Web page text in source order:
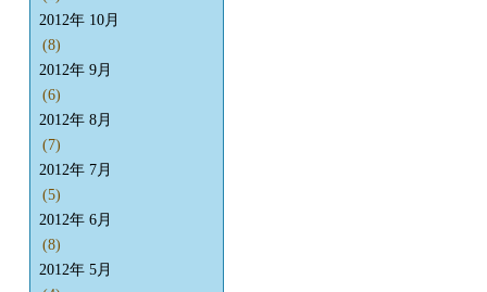
2012年 10月
(8)
2012年 9月
(6)
2012年 8月
(7)
2012年 7月
(5)
2012年 6月
(8)
2012年 5月